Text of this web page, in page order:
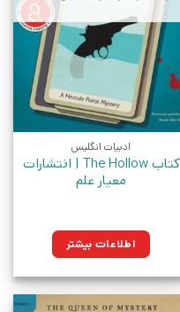
ادبیات انگلیس
کتاب The Hollow | انتشارات
معیار علم
اطلاعات بیشتر